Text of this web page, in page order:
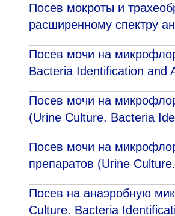
Посев мокроты и
расширенному спектру
Посев мочи на
Bacteria Identification and
Посев мочи на
(Urine Culture. Bacteria
Посев мочи на
препаратов (Urine
Посев на анаэробную
Culture. Bacteria